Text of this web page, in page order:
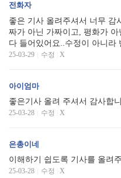
전화자
좋은 기사 올려주셔서 너무 감
짜가 아닌 가짜이고, 평화가 아
다 들어있어요..수정이 아니라
25-03-29 수정 X
아이엄마
좋은기사 올려 주셔서 감사합
25-03-28 수정 X
은총이네
이해하기 쉽도록 기사를 올려
25-03-28 수정 X